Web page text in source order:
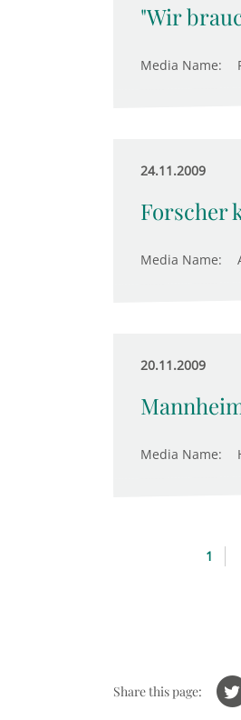
"Wir
Media Name:
24.11.2009
Forscher
Media Name:
20.11.2009
Media Name:
1
Share this page: